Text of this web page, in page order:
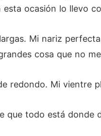
ocasión lo llevo
Mi nariz
cosa que no
redondo. Mi vientre
que todo está